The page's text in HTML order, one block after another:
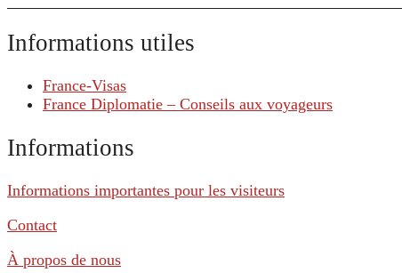
Informations utiles
France-Visas
France Diplomatie – Conseils aux voyageurs
Informations
Informations importantes pour les visiteurs
Contact
À propos de nous